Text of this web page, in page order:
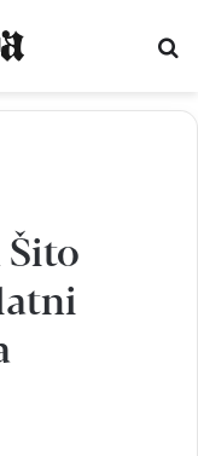
Šito